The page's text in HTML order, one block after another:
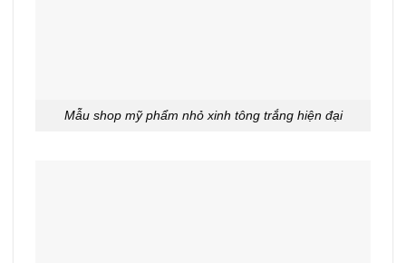
Mẫu shop mỹ phẩm nhỏ xinh tông trắng hiện đại